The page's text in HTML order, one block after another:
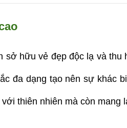
sở hữu vẻ đẹp độc lạ và
đa dạng tạo nên sự khác
thiên nhiên mà còn mang